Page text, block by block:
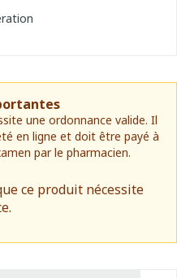
une ordonnance valide. Il
en ligne et doit être payé à
par le pharmacien.
ce produit nécessite